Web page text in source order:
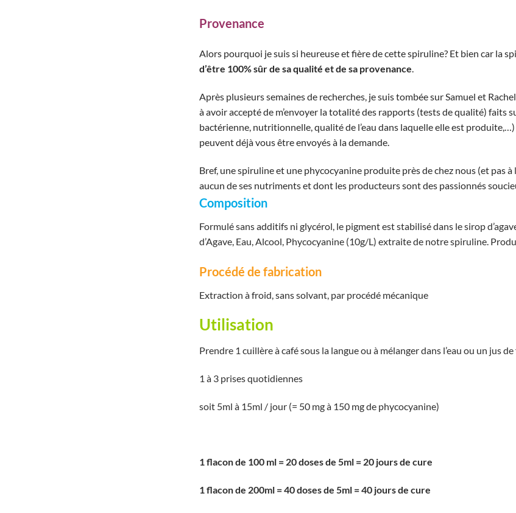
Provenance
Alors pourquoi je suis si heureuse et fière de cette spiruline? Et bien car la
d’être 100% sûr de sa qualité et de sa provenance.
Après plusieurs semaines de recherches, je suis tombée sur Samuel et
à avoir accepté de m’envoyer la totalité des rapports (tests de qualité) faits
bactérienne, nutritionnelle, qualité de l’eau dans laquelle elle est
peuvent déjà vous être envoyés à la demande.
Bref, une spiruline et une phycocyanine produite près de chez nous (et pas
aucun de ses nutriments et dont les producteurs sont des passionnés
Composition
Formulé sans additifs ni glycérol, le pigment est stabilisé dans le sirop
d’Agave, Eau, Alcool, Phycocyanine (10g/L) extraite de notre spiruline.
Procédé de fabrication
Extraction à froid, sans solvant, par procédé mécanique
Utilisation
Prendre 1 cuillère à café sous la langue ou à mélanger dans l’eau ou un jus
1 à 3 prises quotidiennes
soit 5ml à 15ml / jour (= 50 mg à 150 mg de phycocyanine)
1 flacon de 100 ml = 20 doses de 5ml = 20 jours de cure
1 flacon de 200ml = 40 doses de 5ml = 40 jours de cure